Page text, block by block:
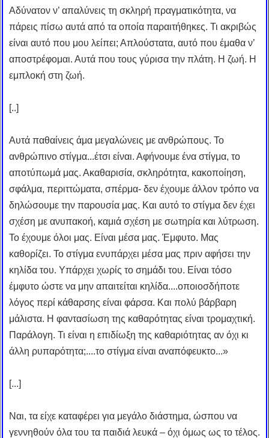
Αδύνατον ν’ απαλύνεις τη σκληρή πραγματικότητα, να
πάρεις πίσω αυτά από τα οποία παραιτήθηκες. Τι ακριβώς
είναι αυτό που μου λείπει; Απλούστατα, αυτό που έμαθα ν’
αποστρέφομαι. Αυτά που τους γύρισα την πλάτη. Η ζωή. Η
εμπλοκή στη ζωή.
[..]
Αυτά παθαίνεις άμα μεγαλώνεις με ανθρώπους. Το
ανθρώπινο στίγμα...έτσι είναι. Αφήνουμε ένα στίγμα, το
αποτύπωμά μας. Ακαθαρισία, σκληρότητα, κακοποίηση,
σφάλμα, περιττώματα, σπέρμα- δεν έχουμε άλλον τρόπο να
δηλώσουμε την παρουσία μας. Και αυτό το στίγμα δεν έχει
σχέση με ανυπακοή, καμιά σχέση με σωτηρία και λύτρωση.
Το έχουμε όλοι μας. Είναι μέσα μας. Έμφυτο. Μας
καθορίζει. Το στίγμα ενυπάρχει μέσα μας πριν αφήσει την
κηλίδα του. Υπάρχει χωρίς το σημάδι του. Είναι τόσο
έμφυτο ώστε να μην απαιτείται κηλίδα....οποιοσδήποτε
λόγος περί κάθαρσης είναι φάρσα. Και πολύ βάρβαρη
μάλιστα. Η φαντασίωση της καθαρότητας είναι τρομαχτική.
Παράλογη. Τι είναι η επιδίωξη της καθαριότητας αν όχι κι
άλλη ρυπαρότητα;....το στίγμα είναι αναπόφευκτο...»
[...]
Ναι, τα είχε καταφέρει για μεγάλο διάστημα, ώσπου να
γεννηθούν όλα του τα παιδιά λευκά – όχι όμως ως το τέλος.